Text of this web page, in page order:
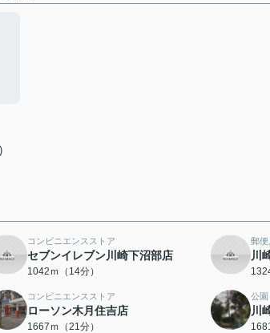
コンビニエンスストア
セブンイレブン川崎下沼部店
1042ｍ（14分）
郵便
川
コンビニエンスストア
ローソン木月住吉店
1667ｍ（21分）
公園
川